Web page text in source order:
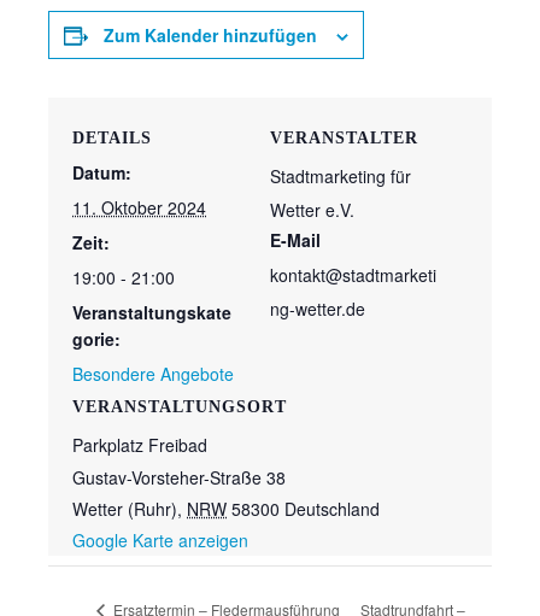
Zum Kalender hinzufügen
DETAILS
Datum:
11. Oktober 2024
Zeit:
19:00 - 21:00
Veranstaltungskate
gorie:
Besondere Angebote
VERANSTALTUNGSORT
Parkplatz Freibad
Gustav-Vorsteher-Straße 38
Wetter (Ruhr), NRW 58300 Deutschland
Google Karte anzeigen
VERANSTALTER
Stadtmarketing für
Wetter e.V.
E-Mail
kontakt@stadtmarketi
ng-wetter.de
Ersatztermin – Fledermausführung Stadtrundfahrt –